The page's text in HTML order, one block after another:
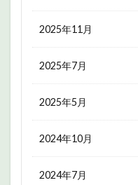
2025年11月
2025年7月
2025年5月
2024年10月
2024年7月